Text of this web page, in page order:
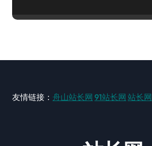
友情链接： 舟山站长网 91站长网 站长网